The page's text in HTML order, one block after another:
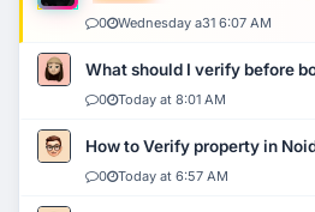
0 Wednesday a31 6:07 AM
What should I verify before
0 Today at 8:01 AM
How to Verify property in
0 Today at 6:57 AM